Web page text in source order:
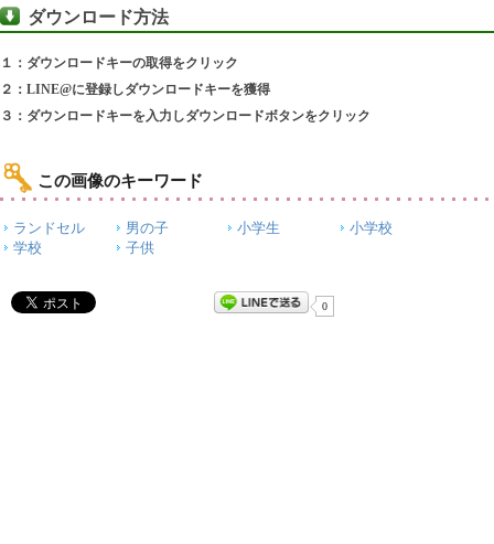
ダウンロード方法
１：ダウンロードキーの取得をクリック
２：LINE@に登録しダウンロードキーを獲得
３：ダウンロードキーを入力しダウンロードボタンをクリック
この画像のキーワード
ランドセル 男の子 小学生
小学校
学校
子供
0